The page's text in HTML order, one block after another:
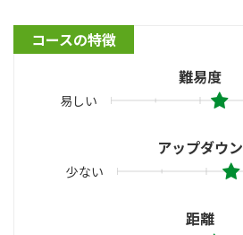
コースの特徴
難易度
易しい
アップダウン
少ない
距離